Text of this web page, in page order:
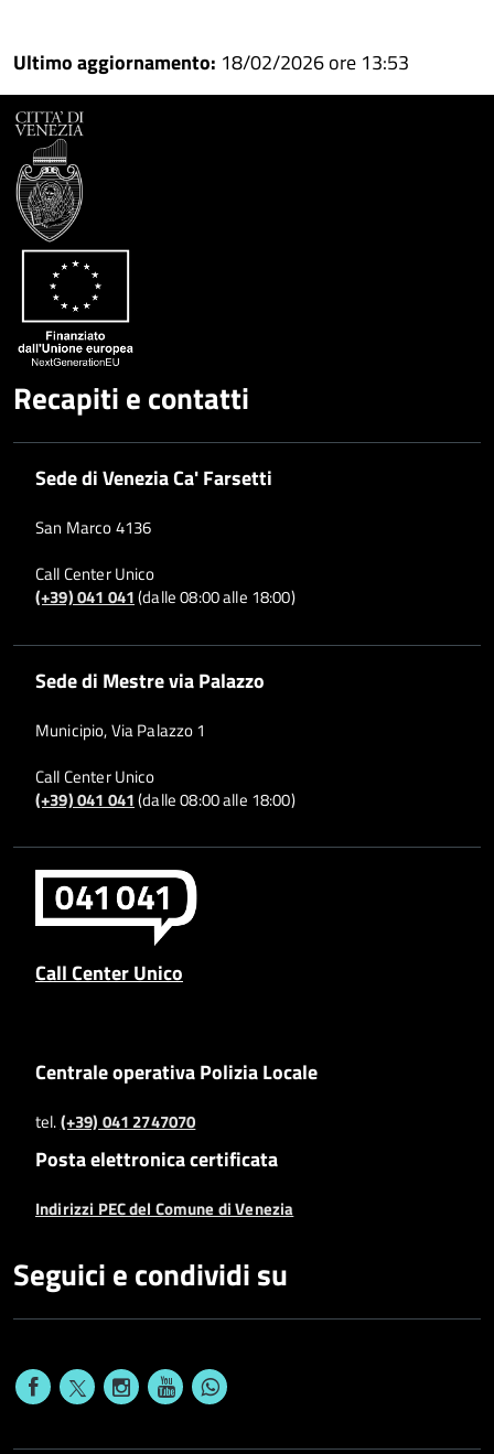
Twitter
su
Condividi
Ultimo aggiornamento: 18/02/2026 ore 13:53
Recapiti e contatti
Sede di Venezia Ca' Farsetti
San Marco 4136
Call Center Unico
(+39) 041 041(dalle 08:00 alle 18:00)
Sede di Mestre via Palazzo
Municipio, Via Palazzo 1
Call Center Unico
(+39) 041 041(dalle 08:00 alle 18:00)
Call Center Unico
Centrale operativa Polizia Locale
tel.(+39) 041 2747070
Posta elettronica certificata
Indirizzi PEC del Comune di Venezia
Seguici e condividi su